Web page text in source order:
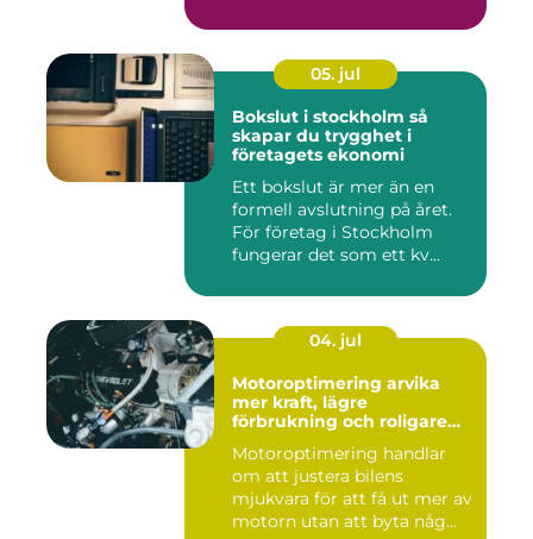
05. jul
Bokslut i stockholm så
skapar du trygghet i
företagets ekonomi
Ett bokslut är mer än en
formell avslutning på året.
För företag i Stockholm
fungerar det som ett kv...
04. jul
Motoroptimering arvika
mer kraft, lägre
förbrukning och roligare
Motoroptimering handlar
om att justera bilens
mjukvara för att få ut mer av
motorn utan att byta någ...